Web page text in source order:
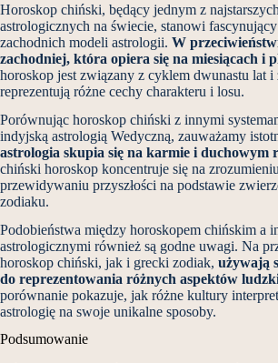
Horoskop chiński, będący jednym z
astrologicznych na świecie, stanowi
zachodnich modeli astrologii. W
zachodniej, która opiera się na miesiącach i
horoskop jest związany z cyklem dwunastu lat
reprezentują różne cechy charakteru i losu.
Porównując horoskop chiński z innymi
indyjską astrologią Wedyczną, zauważamy
astrologia skupia się na karmie i duchowym
chiński horoskop koncentruje się na
przewidywaniu przyszłości na podstawie
zodiaku.
Podobieństwa między horoskopem chińskim a
astrologicznymi również są godne uwagi. Na
horoskop chiński, jak i grecki zodiak, używają
do reprezentowania różnych aspektów
porównanie pokazuje, jak różne kultury
astrologię na swoje unikalne sposoby.
Podsumowanie